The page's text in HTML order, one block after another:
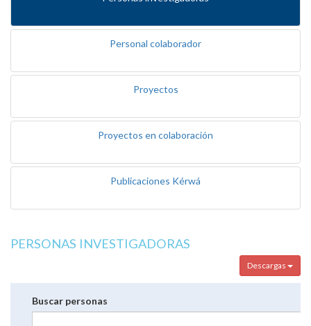
Personal colaborador
Proyectos
Proyectos en colaboración
Publicaciones Kérwá
PERSONAS INVESTIGADORAS
Descargas
Buscar personas